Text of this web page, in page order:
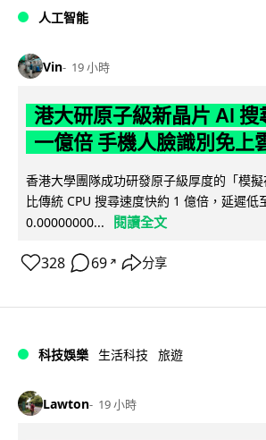
人工智能
Vin 19 小時
港大研原子級新晶片 AI 搜
一億倍 手機人臉識別免上
香港大學團隊成功研發原子級厚度的「模擬
比傳統 CPU 搜尋速度快約 1 億倍，延遲低
0.00000000...
閱讀全文
328 69 ↗ 分享
科技娛樂 生活科技 旅遊
Lawton 19 小時